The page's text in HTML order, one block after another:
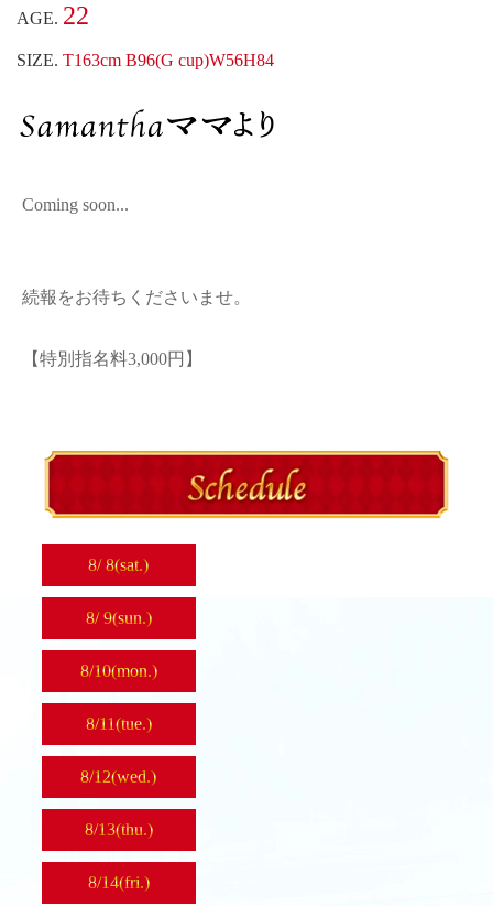
AGE. 22
SIZE. T163cm B96(G cup)W56H84
Coming soon...
続報をお待ちくださいませ。
【特別指名料3,000円】
8/8(sat.)
8/9(sun.)
8/10(mon.)
8/11(tue.)
8/12(wed.)
8/13(thu.)
8/14(fri.)